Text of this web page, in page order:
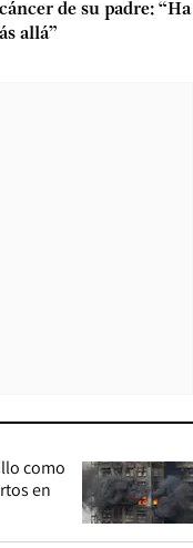
de su padre: “Ha
allá”
como
en